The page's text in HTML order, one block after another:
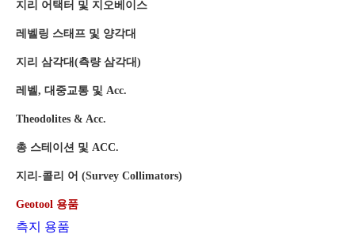
지리 어택터 및 지오베이스
레벨링 스태프 및 양각대
지리 삼각대(측량 삼각대)
레벨, 대중교통 및 Acc.
Theodolites & Acc.
총 스테이션 및 ACC.
지리-콜리 어 (Survey Collimators)
Geotool 용품
측지 용품